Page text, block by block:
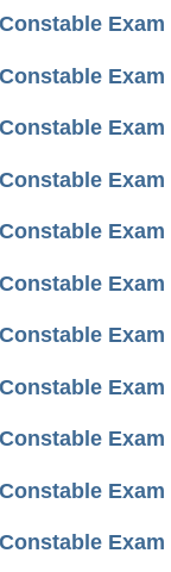
Exam
Exam
Exam
Exam
Exam
Exam
Exam
Exam
Exam
Exam
Exam